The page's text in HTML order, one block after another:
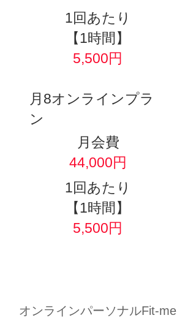
​1回あたり
【1時間】
5,500円
​月8オンラインプラ
ン
​月会費
44,000円
​1回あたり
【1時間】
5,500円
オンラインパーソナルFit-me